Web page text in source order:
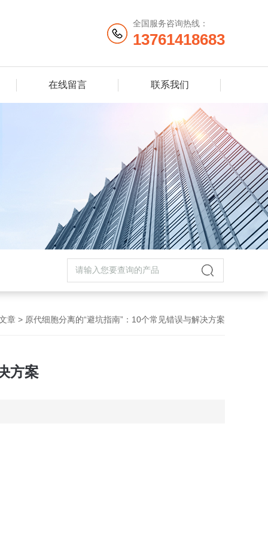
全国服务咨询热线：
13761418683
在线留言 联系我们
章 > 原代细胞分离的“避坑指南”：10个常见错误与解决方案
方案